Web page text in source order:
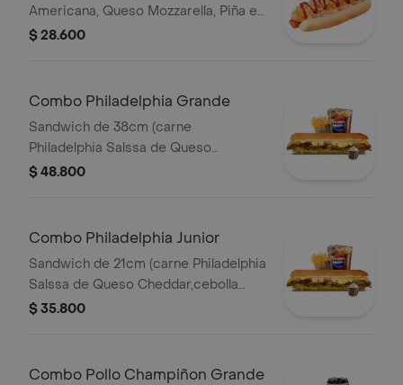
Americana, Queso Mozzarella, Piña en
Trozos, Jamón, Papitas Chips
$ 28.600
Combo Philadelphia Grande
Sandwich de 38cm (carne
Philadelphia Salssa de Queso
Cheddar,cebolla Caramelizada,queso
$ 48.800
Combo Philadelphia Junior
Sandwich de 21cm (carne Philadelphia
Salssa de Queso Cheddar,cebolla
Caramelizada,queso Amarillo,lechuga
$ 35.800
Combo Pollo Champiñon Grande